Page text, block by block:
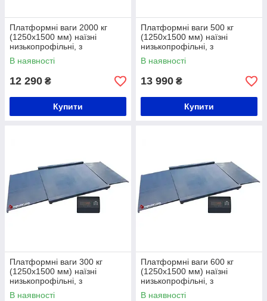
Платформні ваги 2000 кг
(1250х1500 мм) наїзні
низькопрофільні, з
розбірними пандусами
В наявності
12 290 ₴
Купити
Платформні ваги 500 кг
(1250х1500 мм) наїзні
низькопрофільні, з
розбірними пандусами
В наявності
13 990 ₴
Купити
Платформні ваги 300 кг
(1250х1500 мм) наїзні
низькопрофільні, з
розбірними пандусами
В наявності
Платформні ваги 600 кг
(1250х1500 мм) наїзні
низькопрофільні, з
розбірними пандусами
В наявності